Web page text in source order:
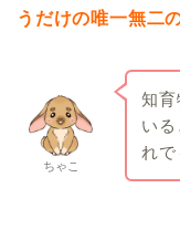
うだけの唯一無二
ちゃこ
知育
い
れで